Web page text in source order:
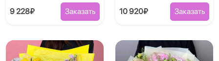
9 228₽ Заказать 10 920₽ Заказать